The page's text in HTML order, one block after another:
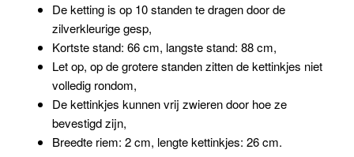
De ketting is op 10 standen te dragen door de
zilverkleurige gesp,
Kortste stand: 66 cm, langste stand: 88 cm,
Let op, op de grotere standen zitten de kettinkjes niet
volledig rondom,
De kettinkjes kunnen vrij zwieren door hoe ze
bevestigd zijn,
Breedte riem: 2 cm, lengte kettinkjes: 26 cm.